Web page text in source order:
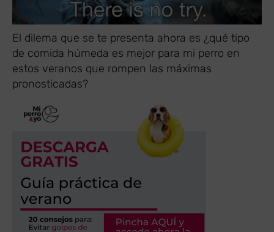
El dilema que se te presenta ahora es ¿qué tipo
de comida húmeda es mejor para mi perro en
estos veranos que rompen las máximas
pronosticadas?